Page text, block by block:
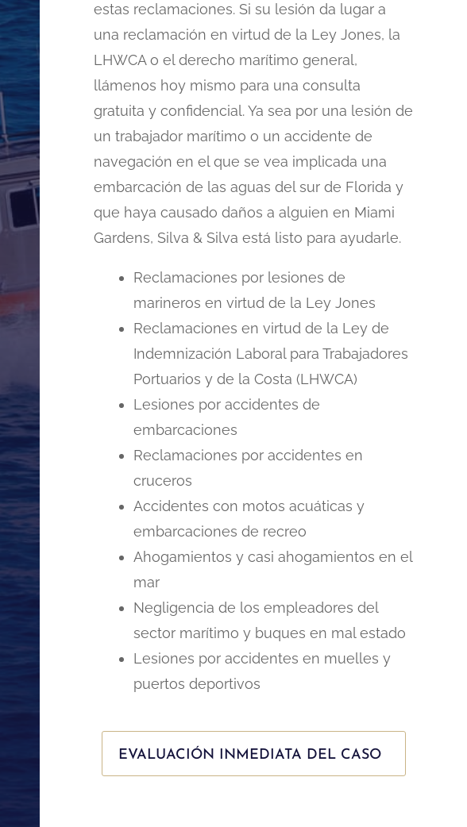
estas reclamaciones. Si su lesión da lugar a
una reclamación en virtud de la Ley Jones, la
LHWCA o el derecho marítimo general,
llámenos hoy mismo para una consulta
gratuita y confidencial. Ya sea por una lesión de
un trabajador marítimo o un accidente de
navegación en el que se vea implicada una
embarcación de las aguas del sur de Florida y
que haya causado daños a alguien en Miami
Gardens, Silva & Silva está listo para ayudarle.
Reclamaciones por lesiones de
marineros en virtud de la Ley Jones
Reclamaciones en virtud de la Ley de
Indemnización Laboral para Trabajadores
Portuarios y de la Costa (LHWCA)
Lesiones por accidentes de
embarcaciones
Reclamaciones por accidentes en
cruceros
Accidentes con motos acuáticas y
embarcaciones de recreo
Ahogamientos y casi ahogamientos en el
mar
Negligencia de los empleadores del
sector marítimo y buques en mal estado
Lesiones por accidentes en muelles y
puertos deportivos
EVALUACIÓN INMEDIATA DEL CASO